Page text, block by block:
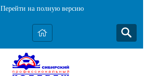
Перейти на полную версию